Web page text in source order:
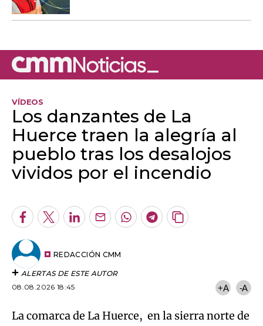
VÍDEOS
Los danzantes de La
Huerce traen la alegría al
pueblo tras los desalojos
vividos por el incendio
Algo salió mal.
An error occurred, please try again later.
Facebook
TwitterLinkedInEnviarWhatsapp
Telegram
Copiar
REDACCIÓN CMM
ALERTAS DE ESTE AUTOR
08.08.2026 18:45
+A -A
La comarca de La Huerce, en la sierra norte de